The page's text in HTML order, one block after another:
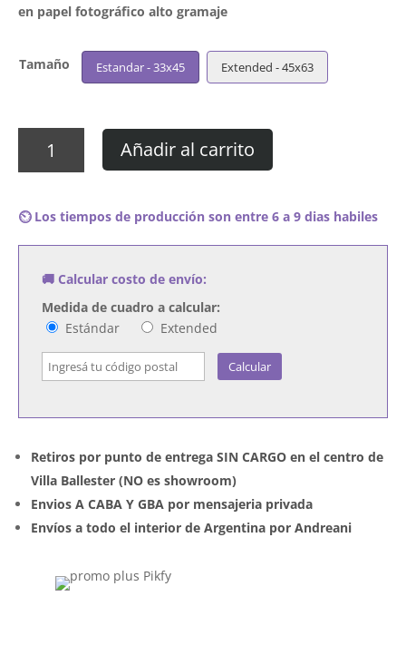
en papel fotográfico alto gramaje
Tamaño Estandar - 33x45 Extended - 45x63
The
Road
Escondido
cantidad
Añadir al carrito
⏲️ Los tiempos de producción son entre 6 a 9 dias habiles
🚚 Calcular costo de envío:
Medida de cuadro a calcular:
Estándar
Extended
Calcular
Retiros por punto de entrega SIN CARGO en el centro de
Villa Ballester (NO es showroom)
Envios A CABA Y GBA por mensajeria privada
Envíos a todo el interior de Argentina por Andreani